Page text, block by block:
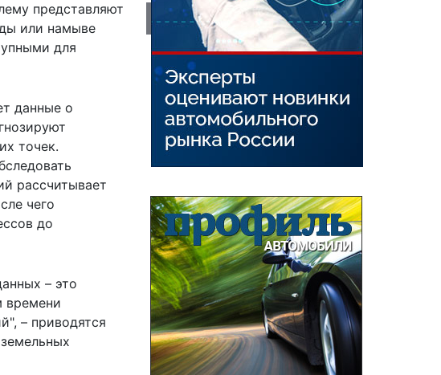
представляют
или намыве
для
данные о
точек.
рассчитывает
чего
до
– это
времени
– приводятся